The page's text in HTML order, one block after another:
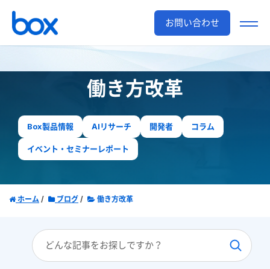
お問い合わせ
働き方改革
Box製品情報 AIリサーチ 開発者 コラム
イベント・セミナーレポート
ホーム ブログ 働き方改革